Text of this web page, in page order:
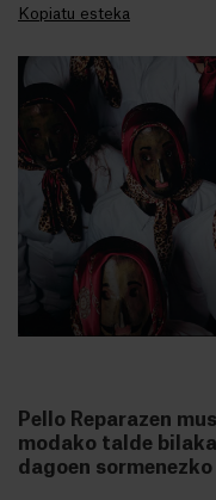
Kopiatu esteka
Pello Reparazen
modako talde
dagoen